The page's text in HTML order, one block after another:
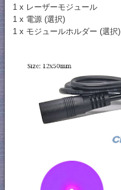
1 x レーザーモジュール
1 x 電源 (選択)
1 x モジュールホルダー (選択)